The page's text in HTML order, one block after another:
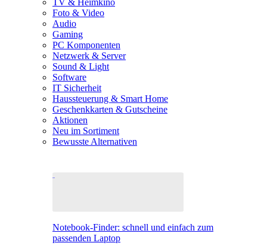
TV & Heimkino
Foto & Video
Audio
Gaming
PC Komponenten
Netzwerk & Server
Sound & Light
Software
IT Sicherheit
Haussteuerung & Smart Home
Geschenkkarten & Gutscheine
Aktionen
Neu im Sortiment
Bewusste Alternativen
Notebook-Finder: schnell und einfach zum
passenden Laptop